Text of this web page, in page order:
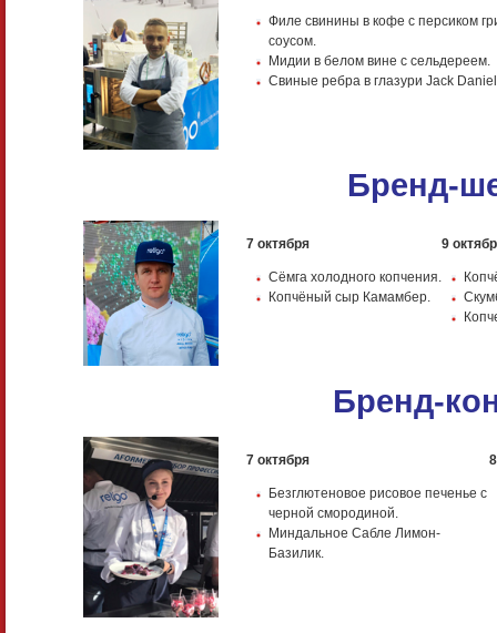
Филе свинины в кофе с персиком
соусом.
Мидии в белом вине с сельдереем.
Свиные ребра в глазури Jack
Бренд-
7 октября
Сёмга холодного копчения.
Копчёный сыр Камамбер.
9
Бренд-
7 октября
Безглютеновое рисовое печенье с
черной смородиной.
Миндальное Сабле Лимон-
Базилик.